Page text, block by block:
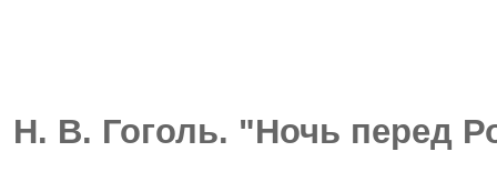
Н. В. Гоголь. "Ночь перед